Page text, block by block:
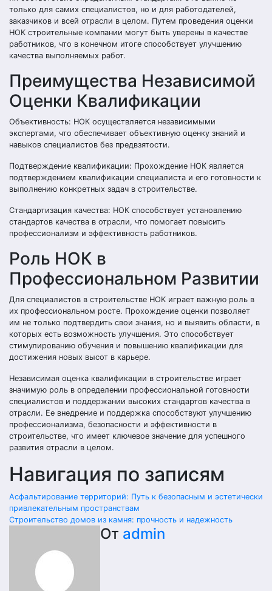
только для самих специалистов, но и для работодателей,
заказчиков и всей отрасли в целом. Путем проведения оценки
НОК строительные компании могут быть уверены в качестве
работников, что в конечном итоге способствует улучшению
качества выполняемых работ.
Преимущества Независимой
Оценки Квалификации
Объективность: НОК осуществляется независимыми
экспертами, что обеспечивает объективную оценку знаний и
навыков специалистов без предвзятости.
Подтверждение квалификации: Прохождение НОК является
подтверждением квалификации специалиста и его готовности к
выполнению конкретных задач в строительстве.
Стандартизация качества: НОК способствует установлению
стандартов качества в отрасли, что помогает повысить
профессионализм и эффективность работников.
Роль НОК в
Профессиональном Развитии
Для специалистов в строительстве НОК играет важную роль в
их профессиональном росте. Прохождение оценки позволяет
им не только подтвердить свои знания, но и выявить области, в
которых есть возможность улучшения. Это способствует
стимулированию обучения и повышению квалификации для
достижения новых высот в карьере.
Независимая оценка квалификации в строительстве играет
значимую роль в определении профессиональной готовности
специалистов и поддержании высоких стандартов качества в
отрасли. Ее внедрение и поддержка способствуют улучшению
профессионализма, безопасности и эффективности в
строительстве, что имеет ключевое значение для успешного
развития отрасли в целом.
Навигация по записям
Асфальтирование территорий: Путь к безопасным и эстетически
привлекательным пространствам
Строительство домов из камня: прочность и надежность
От admin